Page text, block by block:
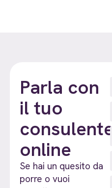
Parla con
il tuo
consulente
online
Se hai un quesito da
porre o vuoi